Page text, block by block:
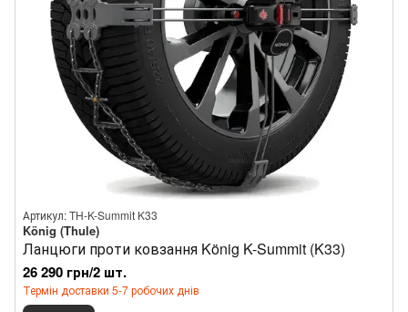
Артикул: TH-K-Summit K33
König (Thule)
Ланцюги проти ковзання König K-Summit (K33)
26 290 грн/2 шт.
Термін доставки 5-7 робочих днів